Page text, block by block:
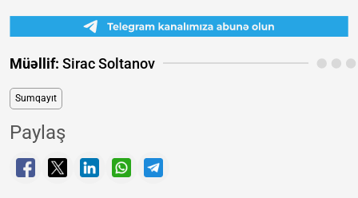
Müəllif: Sirac Soltanov
Sumqayıt
Paylaş